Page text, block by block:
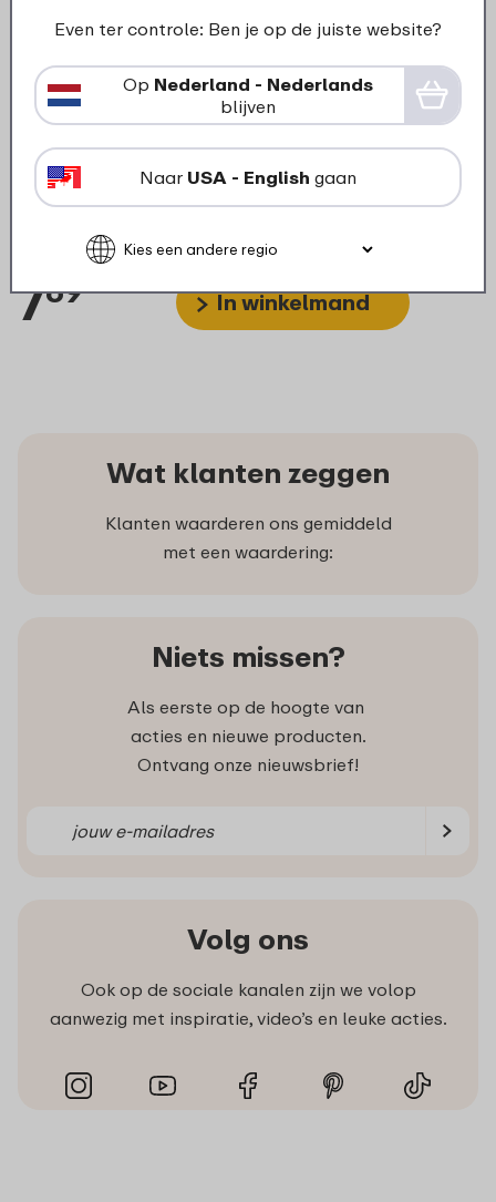
Deksel multikom Cirqula
rechthoekig 2000/3000 ml -
Nordic denim
769 In winkelmand
Wat klanten zeggen
Klanten waarderen ons gemiddeld
met een waardering:
Niets missen?
Als eerste op de hoogte van
acties en nieuwe producten.
Ontvang onze nieuwsbrief!
Volg ons
Ook op de sociale kanalen zijn we volop
aanwezig met inspiratie, video’s en leuke acties.
Even ter controle: Ben je op de juiste website?
Op Nederland - Nederlands
blijven
Naar USA - English gaan